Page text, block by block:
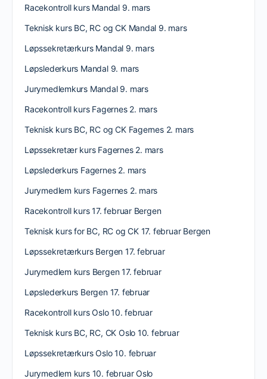
Racekontroll kurs Mandal 9. mars
Teknisk kurs BC, RC og CK Mandal 9. mars
Løpssekretærkurs Mandal 9. mars
Løpslederkurs Mandal 9. mars
Jurymedlemkurs Mandal 9. mars
Racekontroll kurs Fagernes 2. mars
Teknisk kurs BC, RC og CK Fagernes 2. mars
Løpssekretær kurs Fagernes 2. mars
Løpslederkurs Fagernes 2. mars
Jurymedlem kurs Fagernes 2. mars
Racekontroll kurs 17. februar Bergen
Teknisk kurs for BC, RC og CK 17. februar Bergen
Løpssekretærkurs Bergen 17. februar
Jurymedlem kurs Bergen 17. februar
Løpslederkurs Bergen 17. februar
Racekontroll kurs Oslo 10. februar
Teknisk kurs BC, RC, CK Oslo 10. februar
Løpssekretærkurs Oslo 10. februar
Jurymedlem kurs 10. februar Oslo